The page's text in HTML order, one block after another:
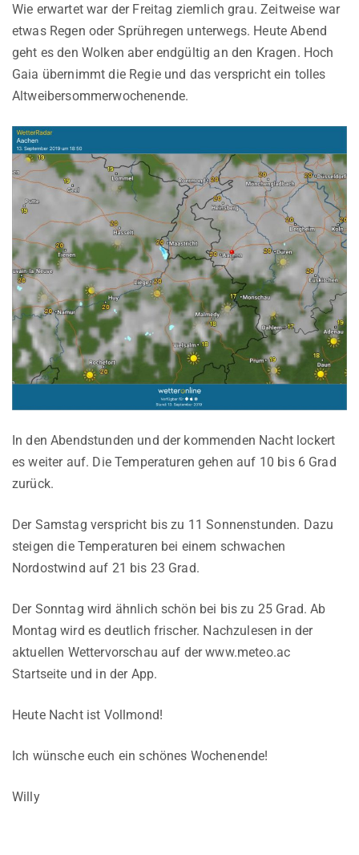
Wie erwartet war der Freitag ziemlich grau. Zeitweise war
etwas Regen oder Sprühregen unterwegs. Heute Abend
geht es den Wolken aber endgültig an den Kragen. Hoch
Gaia übernimmt die Regie und das verspricht ein tolles
Altweibersommerwochenende.
In den Abendstunden und der kommenden Nacht lockert
es weiter auf. Die Temperaturen gehen auf 10 bis 6 Grad
zurück.
Der Samstag verspricht bis zu 11 Sonnenstunden. Dazu
steigen die Temperaturen bei einem schwachen
Nordostwind auf 21 bis 23 Grad.
Der Sonntag wird ähnlich schön bei bis zu 25 Grad. Ab
Montag wird es deutlich frischer. Nachzulesen in der
aktuellen Wettervorschau auf der www.meteo.ac
Startseite und in der App.
Heute Nacht ist Vollmond!
Ich wünsche euch ein schönes Wochenende!
Willy